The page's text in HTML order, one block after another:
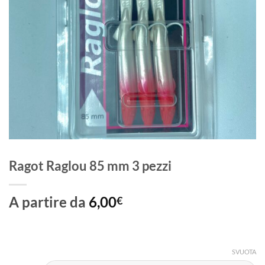
Ragot Raglou 85 mm 3 pezzi
A partire da 6,00€
SVUOTA